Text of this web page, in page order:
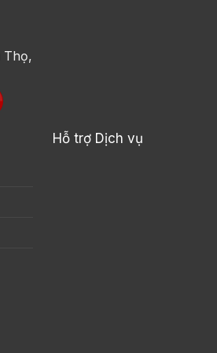
Thọ,
Hỗ trợ Dịch vụ